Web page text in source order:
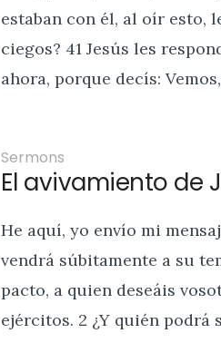
estaban con él, al oír esto,
ciegos? 41 Jesús les
ahora, porque decís:
Sermons
El avivamiento de
He aquí, yo envío mi
vendrá súbitamente a su
pacto, a quien deseáis
ejércitos. 2 ¿Y quién podrá